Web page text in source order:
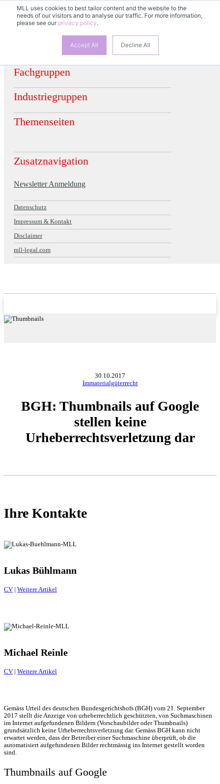
MLL uses cookies to best tailor content and the website to the
needs of our visitors and to analyse our traffic. For more information,
please see our privacy policy.
Accept All Decline All
Fachgruppen
Industriegruppen
Themenseiten
Zusatznavigation
Newsletter Anmeldung
Datenschutz
Impressum & Kontakt
Disclaimer
mll-legal.com
30.10.2017
Immaterialgüterrecht
BGH: Thumbnails auf Google
stellen keine
Urheberrechtsverletzung dar
Ihre Kontakte
Lukas Bühlmann
CV Weitere Artikel
Michael Reinle
CV | Weitere Artikel
Gemäss Urteil des deutschen Bundesgerichtshofs (BGH) vom 21. September
2017 stellt die Anzeige von urheberrechtlich geschützten, von Suchmaschinen
im Internet aufgefundenen Bildern (Vorschaubilder oder Thumbnails)
grundsätzlich keine Urheberrechtsverletzung dar. Gemäss BGH kann nicht
erwartet werden, dass der Betreiber einer Suchmaschine überprüft, ob die
automatisiert aufgefundenen Bilder rechtmässig ins Internet gestellt worden
sind.
Thumbnails auf Google